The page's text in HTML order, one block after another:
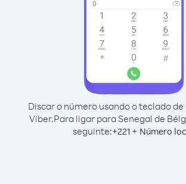
Discar o número usando o teclado
Viber.Para ligar para Senegal de
seguinte:+221 + Número